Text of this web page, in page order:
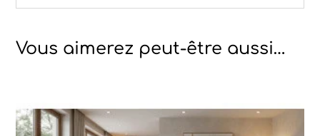
Vous aimerez peut-être aussi…